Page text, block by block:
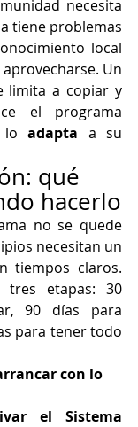
necesita
tiene problemas
local
Un
limita a copiar y
el programa
lo adapta a su
qué
hacerlo
no se quede
necesitan un
tiempos claros.
tres etapas: 30
90 días para
para tener todo
con lo
el Sistema